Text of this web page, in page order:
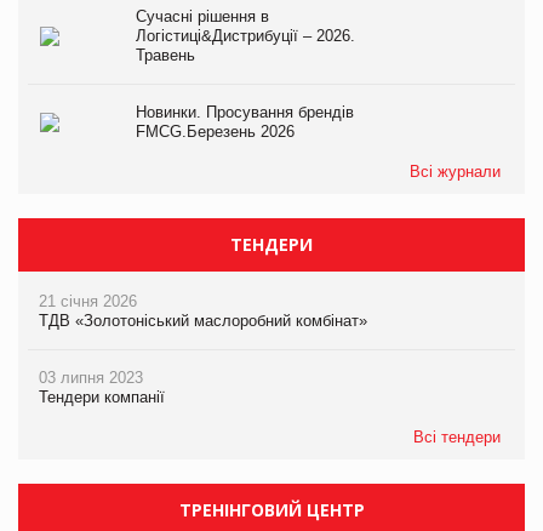
Сучасні рішення в
Логістиці&Дистрибуції – 2026.
Травень
Новинки. Просування брендів
FMCG.Березень 2026
Всі журнали
ТЕНДЕРИ
21 січня 2026
ТДВ «Золотоніський маслоробний комбінат»
03 липня 2023
Тендери компанії
Всі тендери
ТРЕНІНГОВИЙ ЦЕНТР